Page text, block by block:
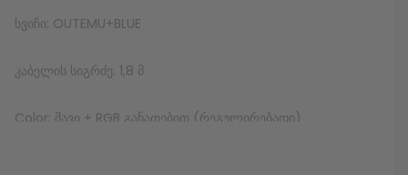
სვიჩი: OUTEMU+BLUE
კაბელის სიგრძე: 1,8 მ
Color: შავი + RGB განათებით (რეგულირებადი)